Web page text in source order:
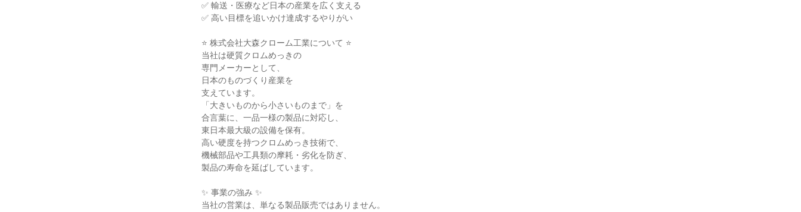
✅ 輸送・医療など日本の産業を広く支える
✅ 高い目標を追いかけ達成するやりがい
⭐ 株式会社大森クローム工業について ⭐
当社は硬質クロムめっきの
専門メーカーとして、
日本のものづくり産業を
支えています。
「大きいものから小さいものまで」を
合言葉に、一品一様の製品に対応し、
東日本最大級の設備を保有。
高い硬度を持つクロムめっき技術で、
機械部品や工具類の摩耗・劣化を防ぎ、
製品の寿命を延ばしています。
✨ 事業の強み ✨
当社の営業は、単なる製品販売ではありません。